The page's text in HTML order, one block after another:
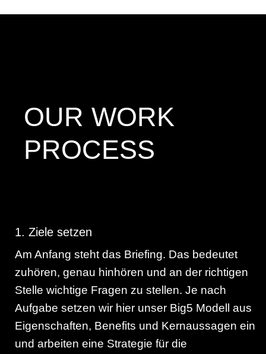
OUR WORK
PROCESS
1. Ziele setzen
Am Anfang steht das Briefing. Das bedeutet
zuhören, genau hinhören und an der richtigen
Stelle wichtige Fragen zu stellen. Je nach
Aufgabe setzen wir hier unser Big5 Modell aus
Eigenschaften, Benefits und Kernaussagen ein
und arbeiten eine Strategie für die